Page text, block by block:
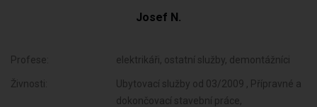
Josef N.
Profese: elektrikáři, ostatní služby, demontážníci
Živnosti:
Ubytovací služby od 03/2009 , Přípravné a
dokončovací stavební práce,